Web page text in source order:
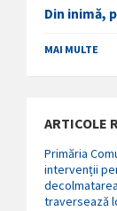
Din inimă,
MAI MULTE
ARTICOLE
Primăria
intervenții
traversează